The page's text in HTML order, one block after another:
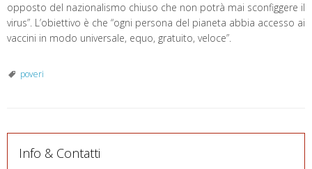
opposto del nazionalismo chiuso che non potrà mai sconfiggere il
virus”. L’obiettivo è che “ogni persona del pianeta abbia accesso ai
vaccini in modo universale, equo, gratuito, veloce”.
poveri
Info & Contatti